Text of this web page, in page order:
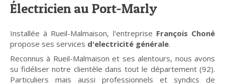
Électricien au Port-Marly
Installée à Rueil-Malmaison, l'entreprise François Choné
propose ses services d'electricité générale.
Reconnus à Rueil-Malmaison et ses alentours, nous avons
su fidéliser notre clientèle dans tout le département (92).
Particuliers mais aussi professionnels et syndics de